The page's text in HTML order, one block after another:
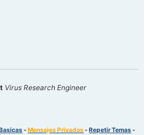
Virus Research Engineer
-Mensajes Privados-Repetir Temas-